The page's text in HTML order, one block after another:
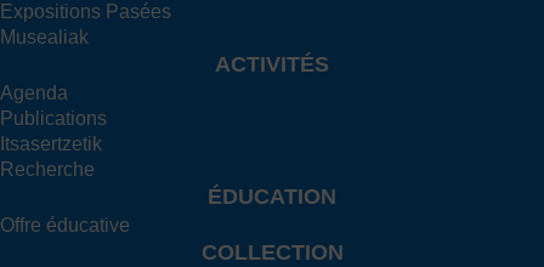
Expositions Pasées
Musealiak
ACTIVITÉS
Agenda
Publications
Itsasertzetik
Recherche
ÉDUCATION
Offre éducative
COLLECTION